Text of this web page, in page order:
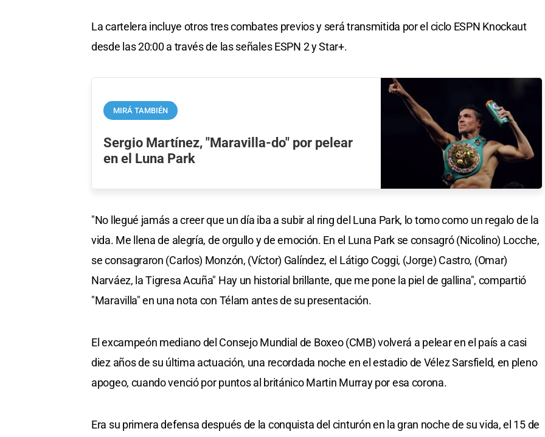
La cartelera incluye otros tres combates previos y será transmitida por el ciclo ESPN Knockaut
desde las 20:00 a través de las señales ESPN 2 y Star+.
MIRÁ TAMBIÉN
Sergio Martínez, "Maravilla-do" por pelear
en el Luna Park
"No llegué jamás a creer que un día iba a subir al ring del Luna Park, lo tomo como un regalo de la
vida. Me llena de alegría, de orgullo y de emoción. En el Luna Park se consagró (Nicolino) Locche,
se consagraron (Carlos) Monzón, (Víctor) Galíndez, el Látigo Coggi, (Jorge) Castro, (Omar)
Narváez, la Tigresa Acuña" Hay un historial brillante, que me pone la piel de gallina", compartió
"Maravilla" en una nota con Télam antes de su presentación.
El excampeón mediano del Consejo Mundial de Boxeo (CMB) volverá a pelear en el país a casi
diez años de su última actuación, una recordada noche en el estadio de Vélez Sarsfield, en pleno
apogeo, cuando venció por puntos al británico Martin Murray por esa corona.
Era su primera defensa después de la conquista del cinturón en la gran noche de su vida, el 15 de